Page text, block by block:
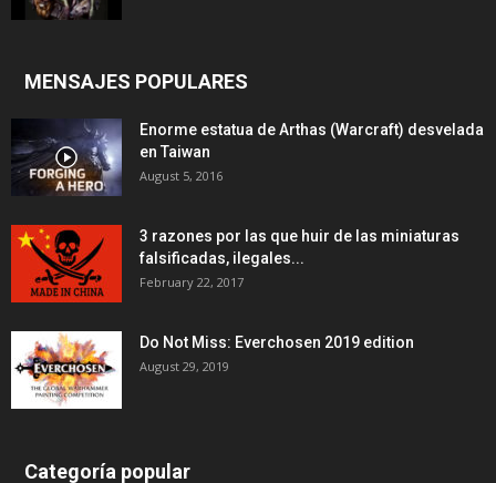
MENSAJES POPULARES
Enorme estatua de Arthas (Warcraft) desvelada
en Taiwan
August 5, 2016
3 razones por las que huir de las miniaturas
falsificadas, ilegales...
February 22, 2017
Do Not Miss: Everchosen 2019 edition
August 29, 2019
Categoría popular